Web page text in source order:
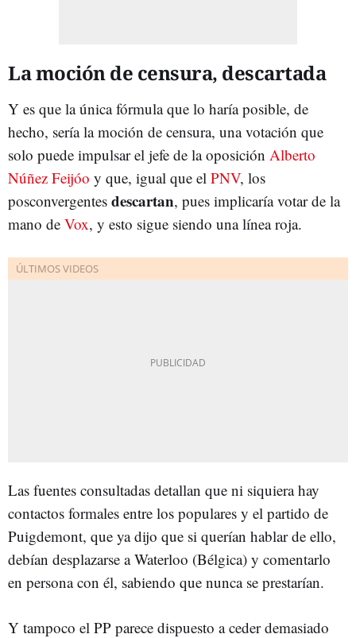
La moción de censura, descartada
Y es que la única fórmula que lo haría posible, de
hecho, sería la moción de censura, una votación que
solo puede impulsar el jefe de la oposición Alberto
Núñez Feijóo y que, igual que el PNV, los
posconvergentes descartan, pues implicaría votar de la
mano de Vox, y esto sigue siendo una línea roja.
Las fuentes consultadas detallan que ni siquiera hay
contactos formales entre los populares y el partido de
Puigdemont, que ya dijo que si querían hablar de ello,
debían desplazarse a Waterloo (Bélgica) y comentarlo
en persona con él, sabiendo que nunca se prestarían.
Y tampoco el PP parece dispuesto a ceder demasiado